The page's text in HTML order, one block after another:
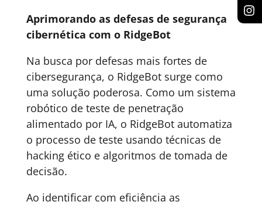
Aprimorando as defesas de segurança
cibernética com o RidgeBot
Na busca por defesas mais fortes de
cibersegurança, o RidgeBot surge como
uma solução poderosa. Como um sistema
robótico de teste de penetração
alimentado por IA, o RidgeBot automatiza
o processo de teste usando técnicas de
hacking ético e algoritmos de tomada de
decisão.
Ao identificar com eficiência as